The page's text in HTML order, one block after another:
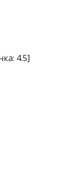
4.5]